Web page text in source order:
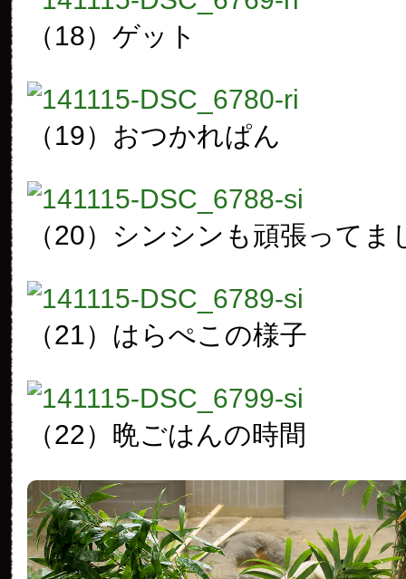
（18）ゲット
（19）おつかれぱん
（20）シンシンも頑張ってま
（21）はらぺこの様子
（22）晩ごはんの時間